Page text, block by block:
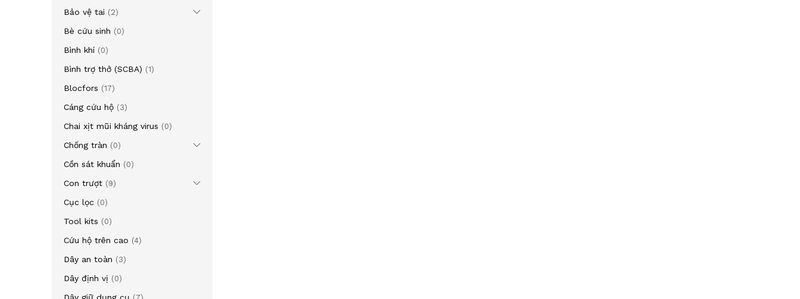
Bảo vệ tai (2)
Bè cứu sinh (0)
Bình khí (0)
Bình trợ thở (SCBA) (1)
Blocfors (17)
Cáng cứu hộ (3)
Chai xịt mũi kháng virus (0)
Chống tràn (0)
Cồn sát khuẩn (0)
Con trượt (9)
Cục lọc (0)
Tool kits (0)
Cứu hộ trên cao (4)
Dây an toàn (3)
Dây định vị (0)